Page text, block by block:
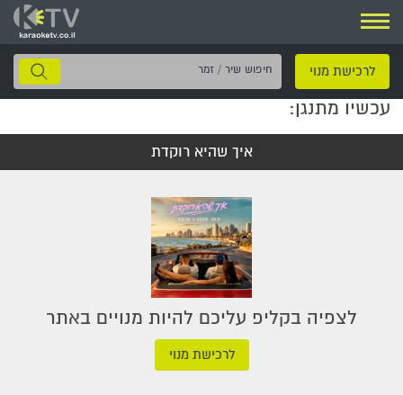
ניווט
לרכישת מנוי
חיפוש
שיר
עכשיו מתנגן:
איך שהיא רוקדת
לצפיה בקליפ עליכם להיות מנויים באתר
לרכישת מנוי